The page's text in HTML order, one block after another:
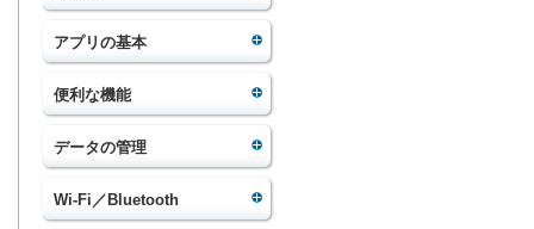
アプリの基本
便利な機能
データの管理
Wi-Fi／Bluetooth